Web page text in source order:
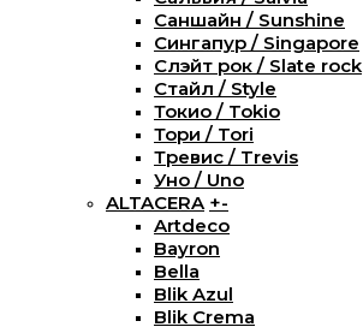
Саншайн / Sunshine
Сингапур / Singapore
Слэйт рок / Slate rock
Стайл / Style
Токио / Tokio
Тори / Tori
Тревис / Trevis
Уно / Uno
ALTACERA +-
Artdeco
Bayron
Bella
Blik Azul
Blik Crema